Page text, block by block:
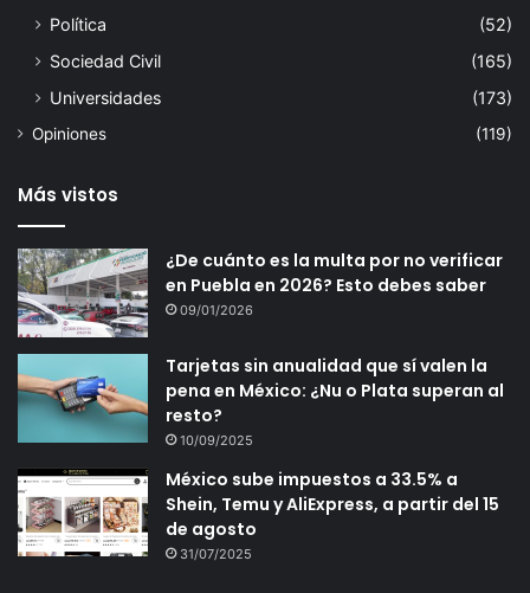
Política
(52)
Sociedad Civil
(165)
Universidades
(173)
Opiniones (119)
Más vistos
¿De cuánto es la multa por no verificar
en Puebla en 2026? Esto debes saber
09/01/2026
Tarjetas sin anualidad que sí valen la
pena en México: ¿Nu o Plata superan al
resto?
10/09/2025
México sube impuestos a 33.5% a
Shein, Temu y AliExpress, a partir del 15
de agosto
31/07/2025